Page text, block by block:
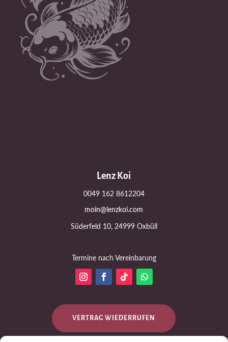
Lenz Koi
0049 162 8612204
moin@lenzkoi.com
Süderfeld 10, 24999 Oxbüll
Termine nach Vereinbarung
VERTRAG WIEDERRUFEN